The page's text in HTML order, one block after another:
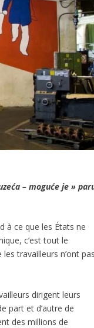
– moguće je »
à ce que les États ne
c’est tout le
travailleurs n’ont pas
dirigent leurs
part et d’autre de
des millions de